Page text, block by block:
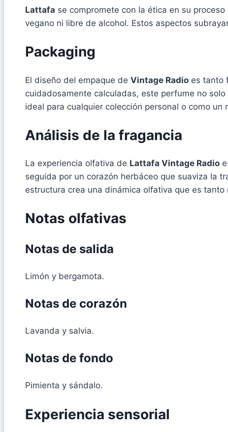
Lattafa se compromete con la ética en su
vegano ni libre de alcohol. Estos aspectos
Packaging
El diseño del empaque de Vintage Radio es tanto
cuidadosamente calculadas, este perfume no
ideal para cualquier colección personal o como un
Análisis de la fragancia
La experiencia olfativa de Lattafa Vintage Radio
seguida por un corazón herbáceo que suaviza la
estructura crea una dinámica olfativa que es
Notas olfativas
Notas de salida
Limón y bergamota.
Notas de corazón
Lavanda y salvia.
Notas de fondo
Pimienta y sándalo.
Experiencia sensorial